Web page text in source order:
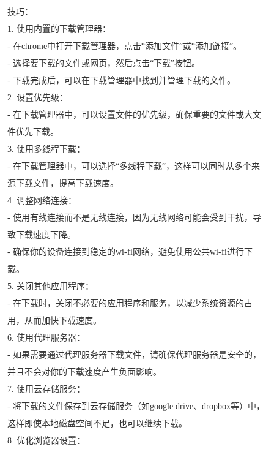
技巧：
1. 使用内置的下载管理器：
- 在chrome中打开下载管理器，点击“添加文件”或“添加链接”。
- 选择要下载的文件或网页，然后点击“下载”按钮。
- 下载完成后，可以在下载管理器中找到并管理下载的文件。
2. 设置优先级：
- 在下载管理器中，可以设置文件的优先级，确保重要的文件或大文
件优先下载。
3. 使用多线程下载：
- 在下载管理器中，可以选择“多线程下载”，这样可以同时从多个来
源下载文件，提高下载速度。
4. 调整网络连接：
- 使用有线连接而不是无线连接，因为无线网络可能会受到干扰，导
致下载速度下降。
- 确保你的设备连接到稳定的wi-fi网络，避免使用公共wi-fi进行下
载。
5. 关闭其他应用程序：
- 在下载时，关闭不必要的应用程序和服务，以减少系统资源的占
用，从而加快下载速度。
6. 使用代理服务器：
- 如果需要通过代理服务器下载文件，请确保代理服务器是安全的，
并且不会对你的下载速度产生负面影响。
7. 使用云存储服务：
- 将下载的文件保存到云存储服务（如google drive、dropbox等）中，
这样即使本地磁盘空间不足，也可以继续下载。
8. 优化浏览器设置：